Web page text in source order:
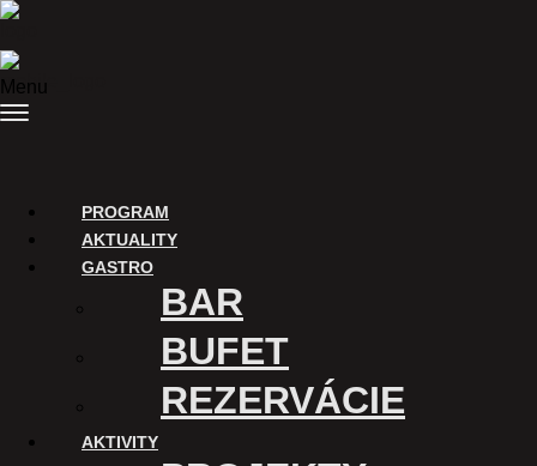
Preskočiť na obsah
Menu
PROGRAM
AKTUALITY
GASTRO
BAR
BUFET
REZERVÁCIE
AKTIVITY
Hudba Kino Workshop